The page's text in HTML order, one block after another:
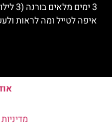
3
איפה לטייל ומה לראות